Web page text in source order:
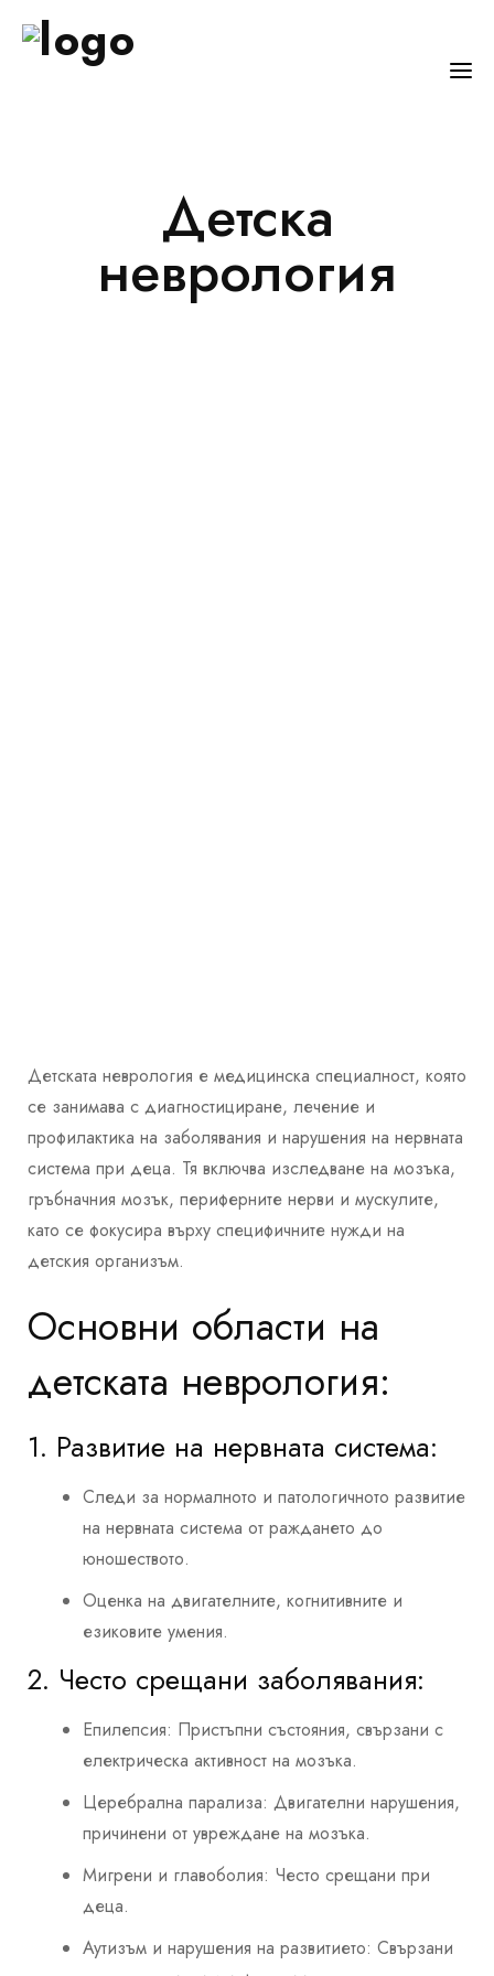
СПЕЦИАЛИСТИ
Детска
неврология
Детската неврология е медицинска специалност, която
се занимава с диагностициране, лечение и
профилактика на заболявания и нарушения на нервната
система при деца. Тя включва изследване на мозъка,
гръбначния мозък, периферните нерви и мускулите,
като се фокусира върху специфичните нужди на
детския организъм.
Основни области на
детската неврология:
1. Развитие на нервната система:
Следи за нормалното и патологичното развитие
на нервната система от раждането до
юношеството.
Оценка на двигателните, когнитивните и
езиковите умения.
2. Често срещани заболявания:
Епилепсия: Пристъпни състояния, свързани с
електрическа активност на мозъка.
Церебрална парализа: Двигателни нарушения,
причинени от увреждане на мозъка.
Мигрени и главоболия: Често срещани при
деца.
Аутизъм и нарушения на развитието: Свързани